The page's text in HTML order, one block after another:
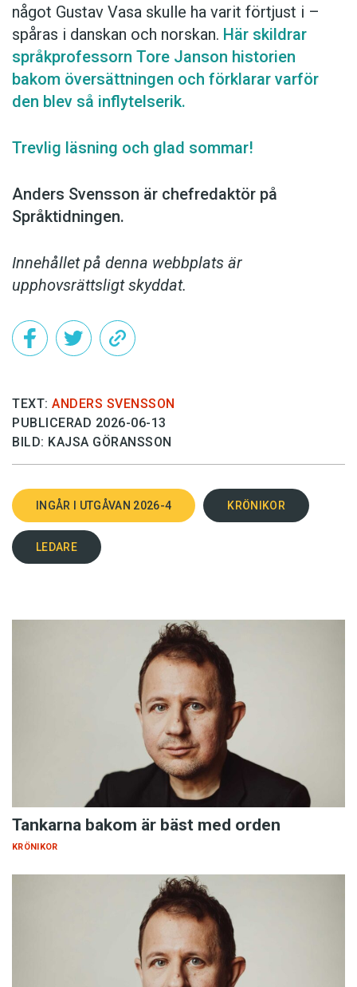
något Gustav Vasa skulle ha varit förtjust i –
spåras i ­danskan och norskan. Här skildrar
språk­professorn Tore Janson historien
bakom översättningen och förklarar varför
den blev så inflytelserik.
Trevlig läsning och glad sommar!
Anders Svensson är chefredaktör på
Språktidningen.
Innehållet på denna webbplats är
upphovsrättsligt skyddat.
TEXT: ANDERS SVENSSON
PUBLICERAD 2026-06-13
BILD: KAJSA GÖRANSSON
INGÅR I UTGÅVAN 2026-4 KRÖNIKOR
LEDARE
Tankarna bakom är bäst med orden
KRÖNIKOR